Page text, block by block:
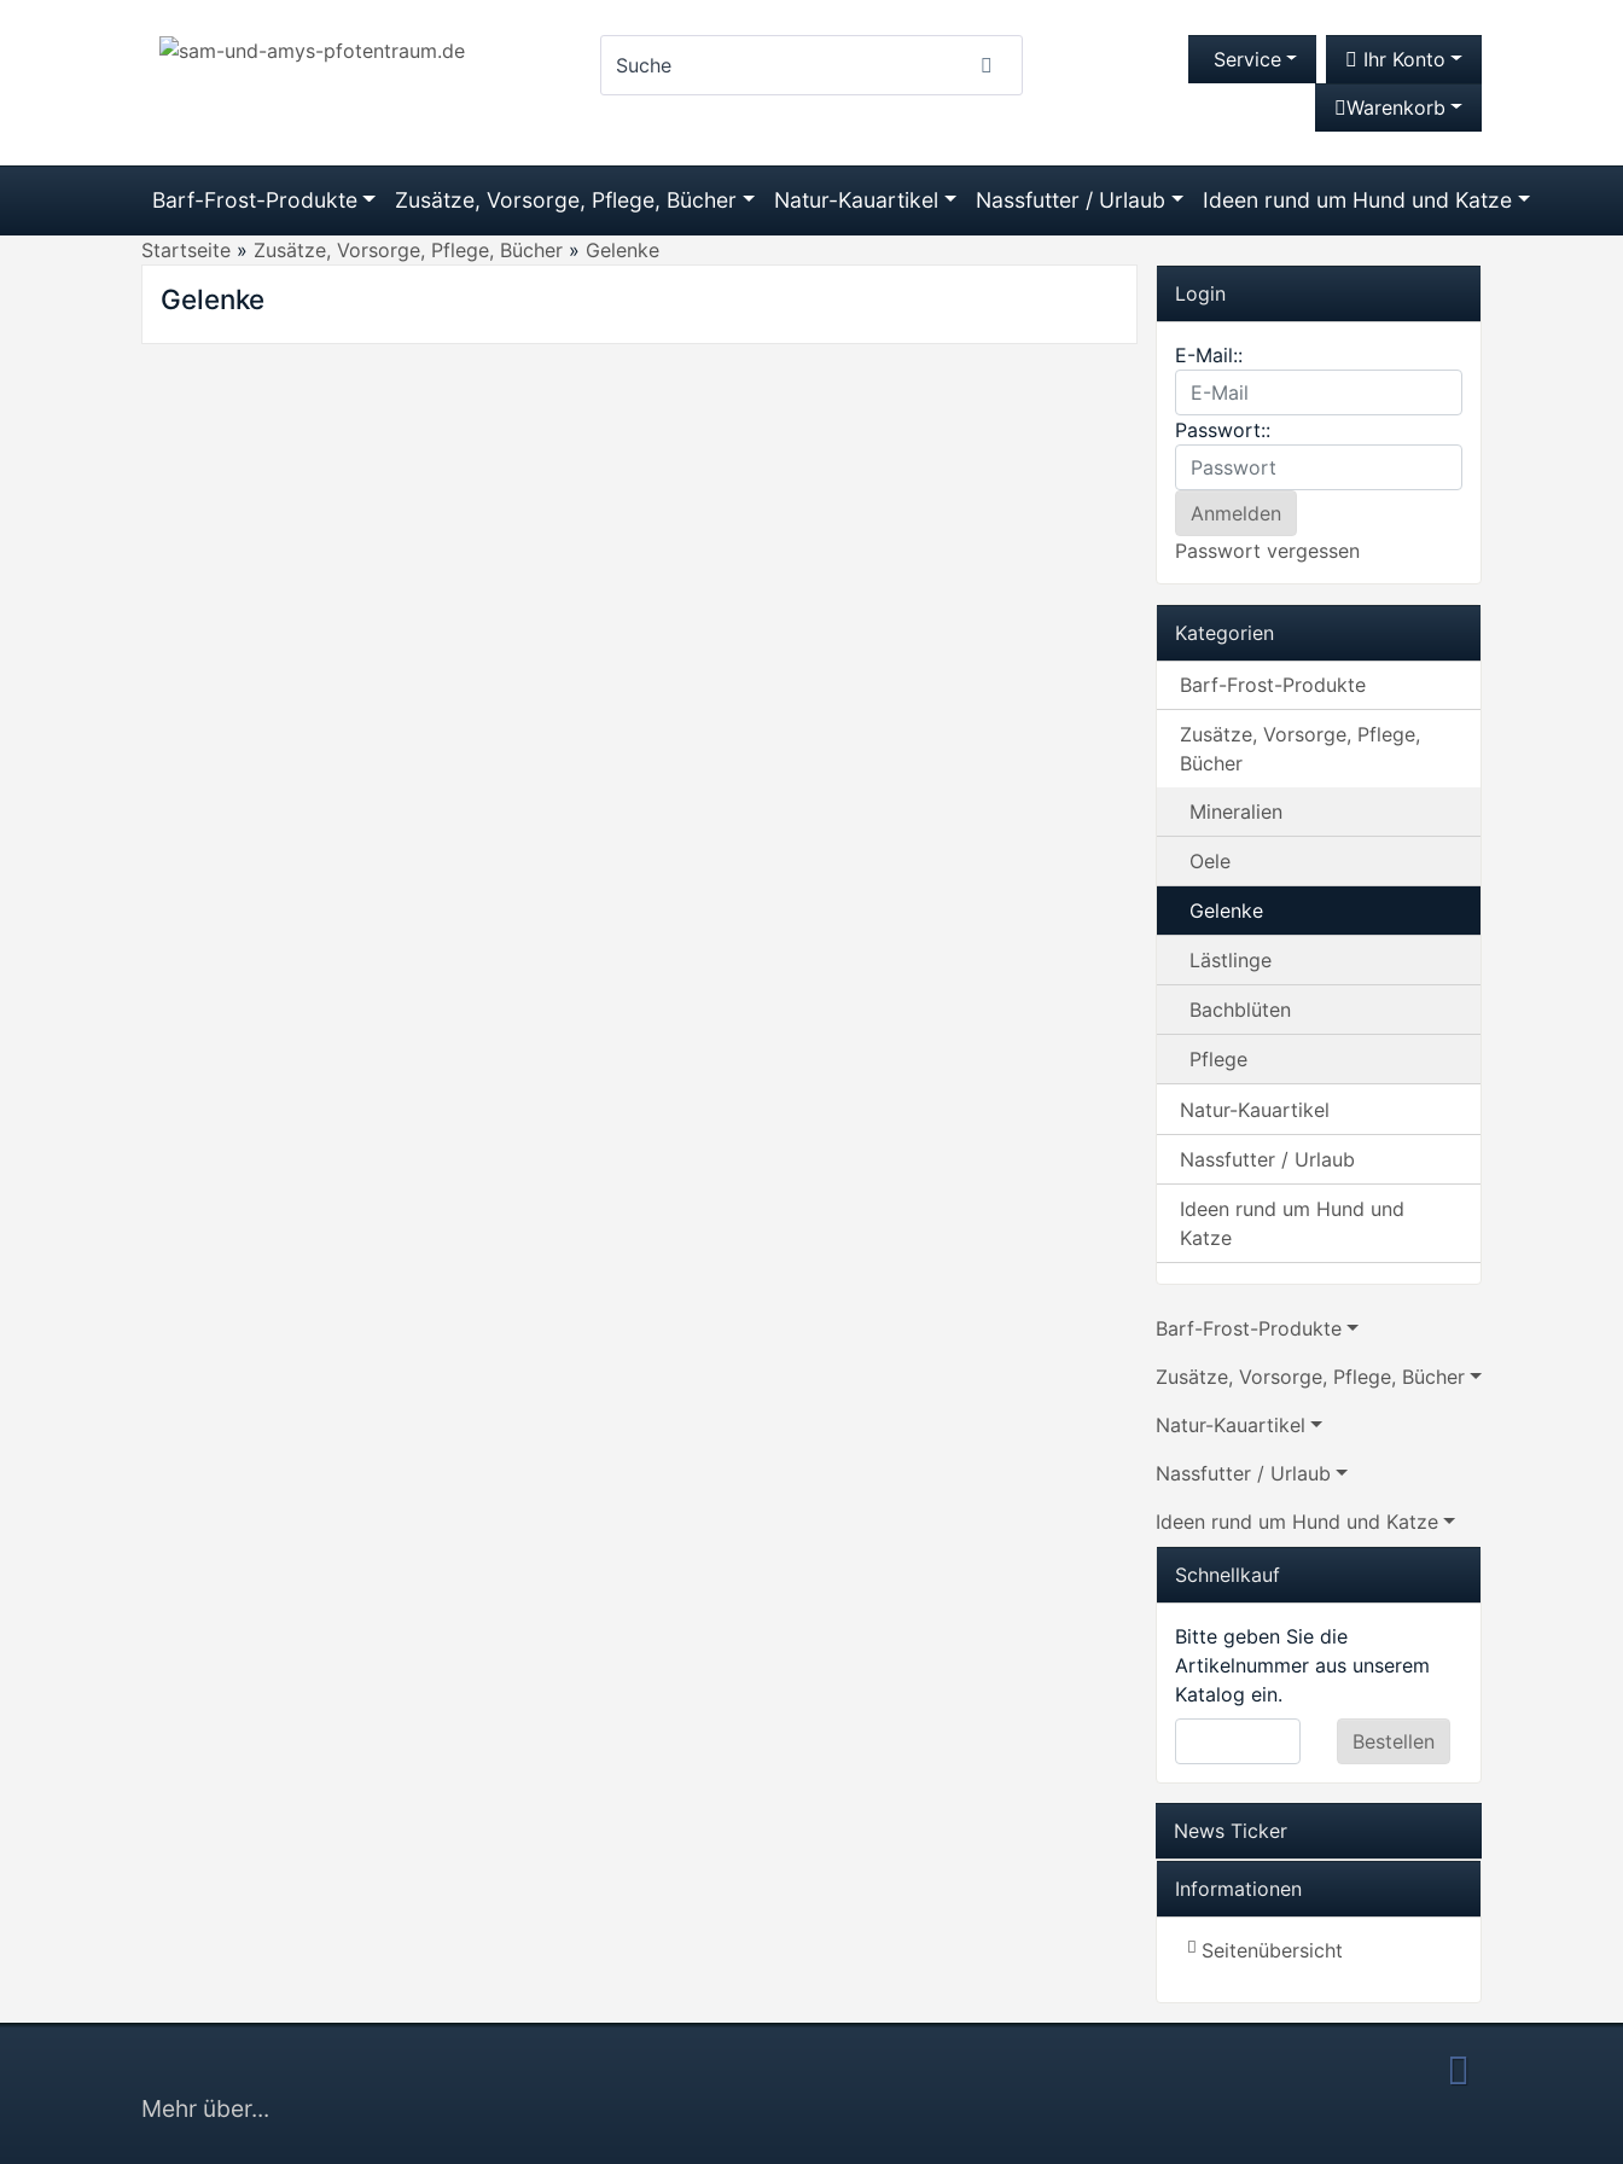
Service
Ihr Konto
Warenkorb
Barf-Frost-Produkte Zusätze, Vorsorge, Pflege, Bücher Natur-Kauartikel Nassfutter / Urlaub Ideen rund um Hund und Katze
Startseite » Zusätze, Vorsorge, Pflege, Bücher » Gelenke
Gelenke Login
E-Mail::
Passwort::
Passwort vergessen
Kategorien
Barf-Frost-Produkte
Zusätze, Vorsorge, Pflege,
Bücher
Mineralien
Oele
Gelenke
Lästlinge
Bachblüten
Pflege
Natur-Kauartikel
Nassfutter / Urlaub
Ideen rund um Hund und
Katze
Barf-Frost-Produkte
Zusätze, Vorsorge, Pflege, Bücher
Natur-Kauartikel
Nassfutter / Urlaub
Ideen rund um Hund und Katze
Schnellkauf
Bitte geben Sie die
Artikelnummer aus unserem
Katalog ein.
News Ticker
Informationen
Seitenübersicht
Mehr über...